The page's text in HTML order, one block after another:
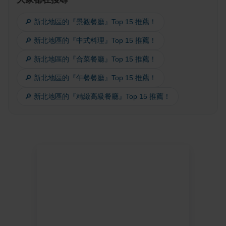
🔎 新北地區的『景觀餐廳』Top 15 推薦！
🔎 新北地區的『中式料理』Top 15 推薦！
🔎 新北地區的『合菜餐廳』Top 15 推薦！
🔎 新北地區的『午餐餐廳』Top 15 推薦！
🔎 新北地區的『精緻高級餐廳』Top 15 推薦！